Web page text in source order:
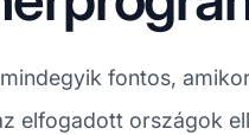
fontos,
elfogadott országok